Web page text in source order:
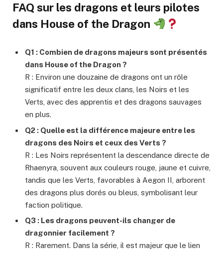
FAQ sur les dragons et leurs pilotes
dans House of the Dragon
Q1 : Combien de dragons majeurs sont présentés
dans House of the Dragon ?
R : Environ une douzaine de dragons ont un rôle
significatif entre les deux clans, les Noirs et les
Verts, avec des apprentis et des dragons sauvages
en plus.
Q2 : Quelle est la différence majeure entre les
dragons des Noirs et ceux des Verts ?
R : Les Noirs représentent la descendance directe de
Rhaenyra, souvent aux couleurs rouge, jaune et cuivre,
tandis que les Verts, favorables à Aegon II, arborent
des dragons plus dorés ou bleus, symbolisant leur
faction politique.
Q3 : Les dragons peuvent-ils changer de
dragonnier facilement ?
R : Rarement. Dans la série, il est majeur que le lien